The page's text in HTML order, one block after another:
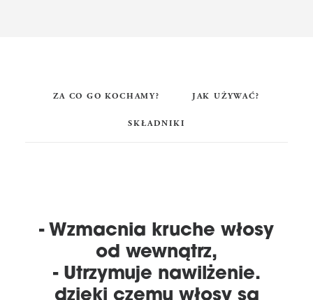
ZA CO GO KOCHAMY? JAK UŻYWAĆ?
SKŁADNIKI
- Wzmacnia kruche włosy
od wewnątrz,
- Utrzymuje nawilżenie.
dzięki czemu włosy są